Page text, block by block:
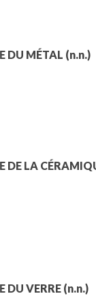
DU MÉTAL (n.n.)
DE LA
DU VERRE (n.n.)